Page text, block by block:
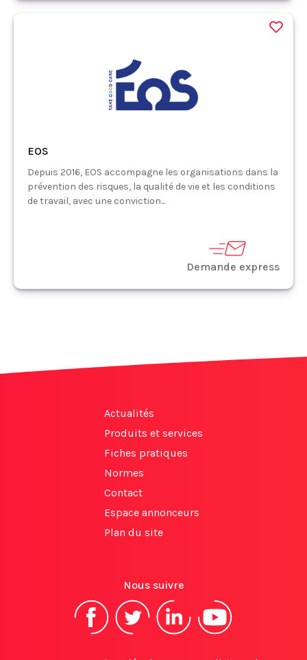
EOS
Depuis 2016, EOS accompagne les organisations dans la
prévention des risques, la qualité de vie et les conditions
de travail, avec une conviction...
Demande express
Actualités
Produits et services
Fiches pratiques
Normes
Contact
Espace annonceurs
Plan du site
Nous suivre